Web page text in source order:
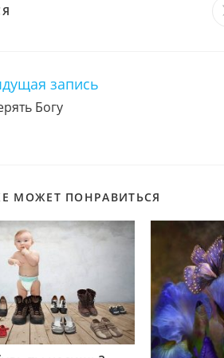
запись
Богу
МОЖЕТ ПОНРАВИТЬСЯ